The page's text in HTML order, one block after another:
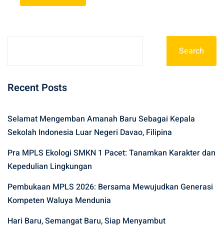
Search
Recent Posts
Selamat Mengemban Amanah Baru Sebagai Kepala
Sekolah Indonesia Luar Negeri Davao, Filipina
Pra MPLS Ekologi SMKN 1 Pacet: Tanamkan Karakter dan
Kepedulian Lingkungan
Pembukaan MPLS 2026: Bersama Mewujudkan Generasi
Kompeten Waluya Mendunia
Hari Baru, Semangat Baru, Siap Menyambut